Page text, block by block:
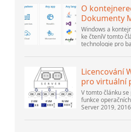
O
Dokumenty
Windows a
ke čteníV tomto
technologie pro
prostředích v
Licencování
pro virtuální
...
V tomto článku
funkce
Server 2019,
Microsoft. Také si